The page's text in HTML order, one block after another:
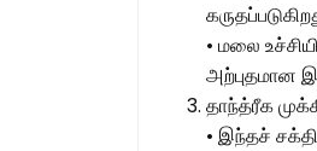
• மலை
அற்புதமான
தாந்த்ரீக
• இந்தச்